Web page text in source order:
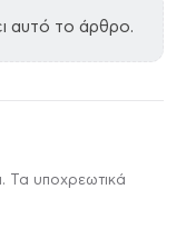
αυτό το άρθρο.
Τα υποχρεωτικά